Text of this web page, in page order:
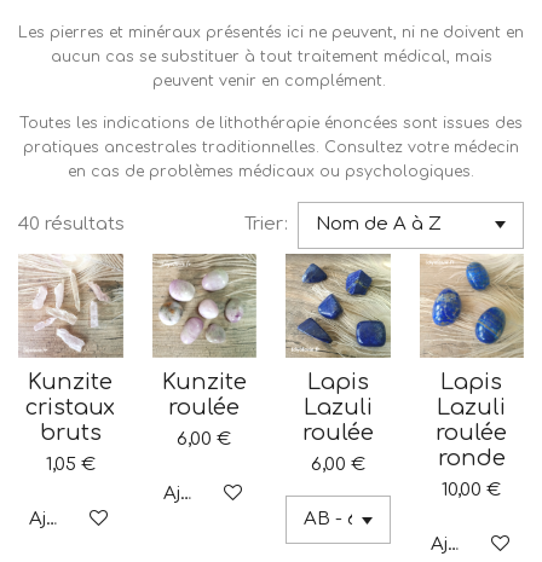
Les pierres et minéraux présentés ici ne peuvent, ni ne doivent en
aucun cas se substituer à tout traitement médical, mais
peuvent venir en complément.
Toutes les indications de lithothérapie énoncées sont issues des
pratiques ancestrales traditionnelles. Consultez votre médecin
en cas de problèmes médicaux ou psychologiques
40 résultats Trier:
Kunzite
cristaux
bruts
1,05 €
Ajouter au panier
Kunzite
roulée
6,00 €
Ajouter au panier
Lapis
Lazuli
roulée
6,00 €
Lapis
Lazuli
roulée
ronde
10,00 €
Ajouter au